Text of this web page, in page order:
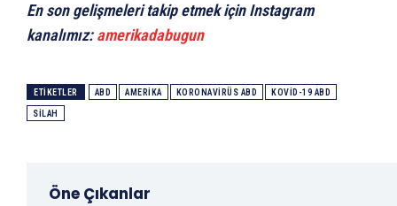
En son gelişmeleri takip etmek için Instagram
kanalımız:amerikadabugun
ETIKETLER ABD AMERIKA KORONAVIRÜS ABD KOVID-19 ABD
SILAH
Öne Çıkanlar